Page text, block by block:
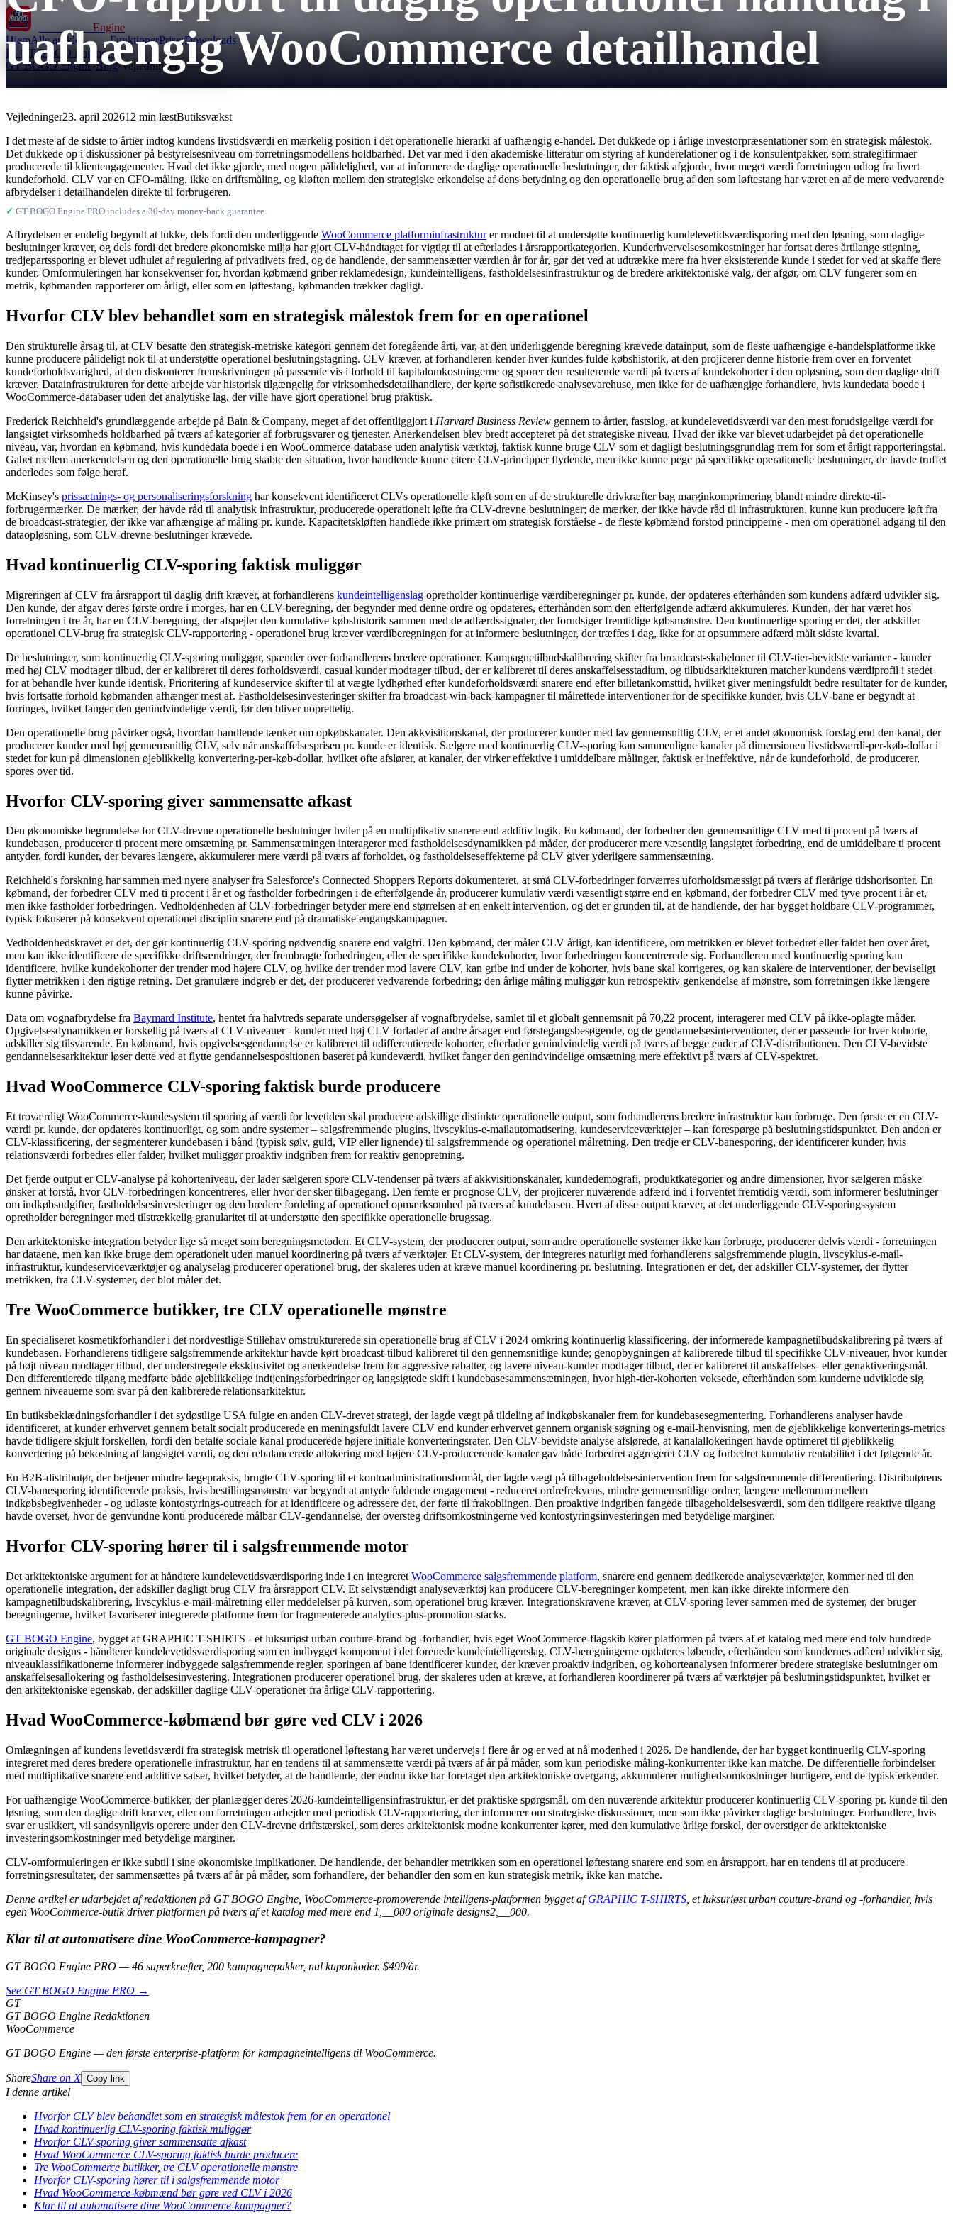
GT BOGO Engine
HjemAlle artikler FunktionerPriserDownloads
Få GT BOGO Engine →
GT BOGO Engine›Blog›Vejledninger
uafhængig WooCommerce detailhandel
Vejledninger23. april 202612 min læstButiksvækst
I det meste af de sidste to årtier indtog kundens livstidsværdi en mærkelig position i det operationelle hierarki af uafhængig e-handel. Det dukkede op i årlige investorpræsentationer som en strategisk målestok.
Det dukkede op i diskussioner på bestyrelsesniveau om forretningsmodellens holdbarhed. Det var med i den akademiske litteratur om styring af kunderelationer og i de konsulentpakker, som strategifirmaer
producerede til klientengagementer. Hvad det ikke gjorde, med nogen pålidelighed, var at informere de daglige operationelle beslutninger, der faktisk afgjorde, hvor meget værdi forretningen udtog fra hvert
kundeforhold. CLV var en CFO-måling, ikke en driftsmåling, og kløften mellem den strategiske erkendelse af dens betydning og den operationelle brug af den som løftestang har været en af ​​de mere vedvarende
afbrydelser i detailhandelen direkte til forbrugeren.
✓ GT BOGO Engine PRO includes a 30-day money-back guarantee.
Afbrydelsen er endelig begyndt at lukke, dels fordi den underliggende WooCommerce platforminfrastrukturer modnet til at understøtte kontinuerlig kundelevetidsværdisporing med den løsning, som daglige
beslutninger kræver, og dels fordi det bredere økonomiske miljø har gjort CLV-håndtaget for vigtigt til at efterlades i årsrapportkategorien. Kunderhvervelsesomkostninger har fortsat deres årtilange stigning,
tredjepartssporing er blevet udhulet af regulering af privatlivets fred, og de handlende, der sammensætter værdien år for år, gør det ved at udtrække mere fra hver eksisterende kunde i stedet for ved at skaffe flere
kunder. Omformuleringen har konsekvenser for, hvordan købmænd griber reklamedesign, kundeintelligens, fastholdelsesinfrastruktur og de bredere arkitektoniske valg, der afgør, om CLV fungerer som en
metrik, købmanden rapporterer om årligt, eller som en løftestang, købmanden trækker dagligt.
Hvorfor CLV blev behandlet som en strategisk målestok frem for en operationel
Den strukturelle årsag til, at CLV besatte den strategisk-metriske kategori gennem det foregående årti, var, at den underliggende beregning krævede datainput, som de fleste uafhængige e-handelsplatforme ikke
kunne producere pålideligt nok til at understøtte operationel beslutningstagning. CLV kræver, at forhandleren kender hver kundes fulde købshistorik, at den projicerer denne historie frem over en forventet
kundeforholdsvarighed, at den diskonterer fremskrivningen på passende vis i forhold til kapitalomkostningerne og sporer den resulterende værdi på tværs af kundekohorter i den opløsning, som den daglige drift
kræver. Datainfrastrukturen for dette arbejde var historisk tilgængelig for virksomhedsdetailhandlere, der kørte sofistikerede analysevarehuse, men ikke for de uafhængige forhandlere, hvis kundedata boede i
WooCommerce-databaser uden det analytiske lag, der ville have gjort operationel brug praktisk.
Frederick Reichheld's grundlæggende arbejde på Bain & Company, meget af det offentliggjort i Harvard Business Review gennem to årtier, fastslog, at kundelevetidsværdi var den mest forudsigelige værdi for
langsigtet virksomheds holdbarhed på tværs af kategorier af forbrugsvarer og tjenester. Anerkendelsen blev bredt accepteret på det strategiske niveau. Hvad der ikke var blevet udarbejdet på det operationelle
niveau, var, hvordan en købmand, hvis kundedata boede i en WooCommerce-database uden analytisk værktøj, faktisk kunne bruge CLV som et dagligt beslutningsgrundlag frem for som et årligt rapporteringstal.
Gabet mellem anerkendelsen og den operationelle brug skabte den situation, hvor handlende kunne citere CLV-principper flydende, men ikke kunne pege på specifikke operationelle beslutninger, de havde truffet
anderledes som følge heraf.
McKinsey's prissætnings- og personaliseringsforskning har konsekvent identificeret CLVs operationelle kløft som en af ​​de strukturelle drivkræfter bag marginkomprimering blandt mindre direkte-til-
forbrugermærker. De mærker, der havde råd til analytisk infrastruktur, producerede operationelt løfte fra CLV-drevne beslutninger; de mærker, der ikke havde råd til infrastrukturen, kunne kun producere løft fra
de broadcast-strategier, der ikke var afhængige af måling pr. kunde. Kapacitetskløften handlede ikke primært om strategisk forståelse - de fleste købmænd forstod principperne - men om operationel adgang til den
dataopløsning, som CLV-drevne beslutninger krævede.
Hvad kontinuerlig CLV-sporing faktisk muliggør
Migreringen af ​​CLV fra årsrapport til daglig drift kræver, at forhandlerens kundeintelligenslag opretholder kontinuerlige værdiberegninger pr. kunde, der opdateres efterhånden som kundens adfærd udvikler sig.
Den kunde, der afgav deres første ordre i morges, har en CLV-beregning, der begynder med denne ordre og opdateres, efterhånden som den efterfølgende adfærd akkumuleres. Kunden, der har været hos
forretningen i tre år, har en CLV-beregning, der afspejler den kumulative købshistorik sammen med de adfærdssignaler, der forudsiger fremtidige købsmønstre. Den kontinuerlige sporing er det, der adskiller
operationel CLV-brug fra strategisk CLV-rapportering - operationel brug kræver værdiberegningen for at informere beslutninger, der træffes i dag, ikke for at opsummere adfærd målt sidste kvartal.
De beslutninger, som kontinuerlig CLV-sporing muliggør, spænder over forhandlerens bredere operationer. Kampagnetilbudskalibrering skifter fra broadcast-skabeloner til CLV-tier-bevidste varianter - kunder
med høj CLV modtager tilbud, der er kalibreret til deres forholdsværdi, casual kunder modtager tilbud, der er kalibreret til deres anskaffelsesstadium, og tilbudsarkitekturen matcher kundens værdiprofil i stedet
for at behandle hver kunde identisk. Prioritering af kundeservice skifter til at vægte lydhørhed efter kundeforholdsværdi snarere end efter billetankomsttid, hvilket giver meningsfuldt bedre resultater for de kunder,
hvis fortsatte forhold købmanden afhænger mest af. Fastholdelsesinvesteringer skifter fra broadcast-win-back-kampagner til målrettede interventioner for de specifikke kunder, hvis CLV-bane er begyndt at
forringes, hvilket fanger den genindvindelige værdi, før den bliver uoprettelig.
Den operationelle brug påvirker også, hvordan handlende tænker om opkøbskanaler. Den akkvisitionskanal, der producerer kunder med lav gennemsnitlig CLV, er et andet økonomisk forslag end den kanal, der
producerer kunder med høj gennemsnitlig CLV, selv når anskaffelsesprisen pr. kunde er identisk. Sælgere med kontinuerlig CLV-sporing kan sammenligne kanaler på dimensionen livstidsværdi-per-køb-dollar i
stedet for kun på dimensionen øjeblikkelig konvertering-per-køb-dollar, hvilket ofte afslører, at kanaler, der virker effektive i umiddelbare målinger, faktisk er ineffektive, når de kundeforhold, de producerer,
spores over tid.
Hvorfor CLV-sporing giver sammensatte afkast
Den økonomiske begrundelse for CLV-drevne operationelle beslutninger hviler på en multiplikativ snarere end additiv logik. En købmand, der forbedrer den gennemsnitlige CLV med ti procent på tværs af
kundebasen, producerer ti procent mere omsætning pr. Sammensætningen interagerer med fastholdelsesdynamikken på måder, der producerer mere væsentlig langsigtet forbedring, end de umiddelbare ti procent
antyder, fordi kunder, der bevares længere, akkumulerer mere værdi på tværs af forholdet, og fastholdelseseffekterne på CLV giver yderligere sammensætning.
Reichheld's forskning har sammen med nyere analyser fra Salesforce's Connected Shoppers Reports dokumenteret, at små CLV-forbedringer forværres uforholdsmæssigt på tværs af flerårige tidshorisonter. En
købmand, der forbedrer CLV med ti procent i år et og fastholder forbedringen i de efterfølgende år, producerer kumulativ værdi væsentligt større end en købmand, der forbedrer CLV med tyve procent i år et,
men ikke fastholder forbedringen. Vedholdenheden af ​​CLV-forbedringer betyder mere end størrelsen af ​​en enkelt intervention, og det er grunden til, at de handlende, der har bygget holdbare CLV-programmer,
typisk fokuserer på konsekvent operationel disciplin snarere end på dramatiske engangskampagner.
Vedholdenhedskravet er det, der gør kontinuerlig CLV-sporing nødvendig snarere end valgfri. Den købmand, der måler CLV årligt, kan identificere, om metrikken er blevet forbedret eller faldet hen over året,
men kan ikke identificere de specifikke driftsændringer, der frembragte forbedringen, eller de specifikke kundekohorter, hvor forbedringen koncentrerede sig. Forhandleren med kontinuerlig sporing kan
identificere, hvilke kundekohorter der trender mod højere CLV, og hvilke der trender mod lavere CLV, kan gribe ind under de kohorter, hvis bane skal korrigeres, og kan skalere de interventioner, der beviseligt
flytter metrikken i den rigtige retning. Det granulære indgreb er det, der producerer vedvarende forbedring; den årlige måling muliggør kun retrospektiv genkendelse af mønstre, som forretningen ikke længere
kunne påvirke.
Data om vognafbrydelse fra Baymard Institute, hentet fra halvtreds separate undersøgelser af vognafbrydelse, samlet til et globalt gennemsnit på 70,22 procent, interagerer med CLV på ikke-oplagte måder.
Opgivelsesdynamikken er forskellig på tværs af CLV-niveauer - kunder med høj CLV forlader af andre årsager end førstegangsbesøgende, og de gendannelsesinterventioner, der er passende for hver kohorte,
adskiller sig tilsvarende. En købmand, hvis opgivelsesgendannelse er kalibreret til udifferentierede kohorter, efterlader genindvindelig værdi på tværs af begge ender af CLV-distributionen. Den CLV-bevidste
gendannelsesarkitektur løser dette ved at flytte gendannelsespositionen baseret på kundeværdi, hvilket fanger den genindvindelige omsætning mere effektivt på tværs af CLV-spektret.
Hvad WooCommerce CLV-sporing faktisk burde producere
Et troværdigt WooCommerce-kundesystem til sporing af værdi for levetiden skal producere adskillige distinkte operationelle output, som forhandlerens bredere infrastruktur kan forbruge. Den første er en CLV-
værdi pr. kunde, der opdateres kontinuerligt, og som andre systemer – salgsfremmende plugins, livscyklus-e-mailautomatisering, kundeserviceværktøjer – kan forespørge på beslutningstidspunktet. Den anden er
CLV-klassificering, der segmenterer kundebasen i bånd (typisk sølv, guld, VIP eller lignende) til salgsfremmende og operationel målretning. Den tredje er CLV-banesporing, der identificerer kunder, hvis
relationsværdi forbedres eller falder, hvilket muliggør proaktiv indgriben frem for reaktiv genopretning.
Det fjerde output er CLV-analyse på kohorteniveau, der lader sælgeren spore CLV-tendenser på tværs af akkvisitionskanaler, kundedemografi, produktkategorier og andre dimensioner, hvor sælgeren måske
ønsker at forstå, hvor CLV-forbedringen koncentreres, eller hvor der sker tilbagegang. Den femte er prognose CLV, der projicerer nuværende adfærd ind i forventet fremtidig værdi, som informerer beslutninger
om indkøbsudgifter, fastholdelsesinvesteringer og den bredere fordeling af operationel opmærksomhed på tværs af kundebasen. Hvert af disse output kræver, at det underliggende CLV-sporingssystem
opretholder beregninger med tilstrækkelig granularitet til at understøtte den specifikke operationelle brugssag.
Den arkitektoniske integration betyder lige så meget som beregningsmetoden. Et CLV-system, der producerer output, som andre operationelle systemer ikke kan forbruge, producerer delvis værdi - forretningen
har dataene, men kan ikke bruge dem operationelt uden manuel koordinering på tværs af værktøjer. Et CLV-system, der integreres naturligt med forhandlerens salgsfremmende plugin, livscyklus-e-mail-
infrastruktur, kundeserviceværktøjer og analyselag producerer operationel brug, der skaleres uden at kræve manuel koordinering pr. beslutning. Integrationen er det, der adskiller CLV-systemer, der flytter
metrikken, fra CLV-systemer, der blot måler det.
Tre WooCommerce butikker, tre CLV operationelle mønstre
En specialiseret kosmetikforhandler i det nordvestlige Stillehav omstrukturerede sin operationelle brug af CLV i 2024 omkring kontinuerlig klassificering, der informerede kampagnetilbudskalibrering på tværs af
kundebasen. Forhandlerens tidligere salgsfremmende arkitektur havde kørt broadcast-tilbud kalibreret til den gennemsnitlige kunde; genopbygningen af ​​kalibrerede tilbud til specifikke CLV-niveauer, hvor kunder
på højt niveau modtager tilbud, der understregede eksklusivitet og anerkendelse frem for aggressive rabatter, og lavere niveau-kunder modtager tilbud, der er kalibreret til anskaffelses- eller genaktiveringsmål.
Den differentierede tilgang medførte både øjeblikkelige indtjeningsforbedringer og langsigtede skift i kundebasesammensætningen, hvor high-tier-kohorten voksede, efterhånden som kunderne udviklede sig
gennem niveauerne som svar på den kalibrerede relationsarkitektur.
En butiksbeklædningsforhandler i det sydøstlige USA fulgte en anden CLV-drevet strategi, der lagde vægt på tildeling af indkøbskanaler frem for kundebasesegmentering. Forhandlerens analyser havde
identificeret, at kunder erhvervet gennem betalt socialt producerede en meningsfuldt lavere CLV end kunder erhvervet gennem organisk søgning og e-mail-henvisning, men de øjeblikkelige konverterings-metrics
havde tidligere skjult forskellen, fordi den betalte sociale kanal producerede højere initiale konverteringsrater. Den CLV-bevidste analyse afslørede, at kanalallokeringen havde optimeret til øjeblikkelig
konvertering på bekostning af langsigtet værdi, og den rebalancerede allokering mod højere CLV-producerende kanaler gav både forbedret aggregeret CLV og forbedret kumulativ rentabilitet i det følgende år.
En B2B-distributør, der betjener mindre lægepraksis, brugte CLV-sporing til et kontoadministrationsformål, der lagde vægt på tilbageholdelsesintervention frem for salgsfremmende differentiering. Distributørens
CLV-banesporing identificerede praksis, hvis bestillingsmønstre var begyndt at antyde faldende engagement - reduceret ordrefrekvens, mindre gennemsnitlige ordrer, længere mellemrum mellem
indkøbsbegivenheder - og udløste kontostyrings-outreach for at identificere og adressere det, der førte til frakoblingen. Den proaktive indgriben fangede tilbageholdelsesværdi, som den tidligere reaktive tilgang
havde overset, hvor de genvundne konti producerede målbar CLV-gendannelse, der oversteg driftsomkostningerne ved kontostyringsinvesteringen med betydelige marginer.
Hvorfor CLV-sporing hører til i salgsfremmende motor
Det arkitektoniske argument for at håndtere kundelevetidsværdisporing inde i en integreret WooCommerce salgsfremmende platform, snarere end gennem dedikerede analyseværktøjer, kommer ned til den
operationelle integration, der adskiller dagligt brug CLV fra årsrapport CLV. Et selvstændigt analyseværktøj kan producere CLV-beregninger kompetent, men kan ikke direkte informere den
kampagnetilbudskalibrering, livscyklus-e-mail-målretning eller meddelelser på kurven, som operationel brug kræver. Integrationskravene kræver, at CLV-sporing lever sammen med de systemer, der bruger
beregningerne, hvilket favoriserer integrerede platforme frem for fragmenterede analytics-plus-promotion-stacks.
GT BOGO Engine, bygget af GRAPHIC T-SHIRTS - et luksuriøst urban couture-brand og -forhandler, hvis eget WooCommerce-flagskib kører platformen på tværs af et katalog med mere end tolv hundrede
originale designs - håndterer kundelevetidsværdisporing som en indbygget komponent i det forenede kundeintelligenslag. CLV-beregningerne opdateres løbende, efterhånden som kundernes adfærd udvikler sig,
niveauklassifikationerne informerer indbyggede salgsfremmende regler, sporingen af ​​bane identificerer kunder, der kræver proaktiv indgriben, og kohorteanalysen informerer bredere strategiske beslutninger om
anskaffelsesallokering og fastholdelsesinvestering. Integrationen producerer operationel brug, der skaleres uden at kræve, at forhandleren koordinerer på tværs af værktøjer på beslutningstidspunktet, hvilket er
den arkitektoniske egenskab, der adskiller daglige CLV-operationer fra årlige CLV-rapportering.
Hvad WooCommerce-købmænd bør gøre ved CLV i 2026
Omlægningen af ​​kundens levetidsværdi fra strategisk metrisk til operationel løftestang har været undervejs i flere år og er ved at nå modenhed i 2026. De handlende, der har bygget kontinuerlig CLV-sporing
integreret med deres bredere operationelle infrastruktur, har en tendens til at sammensætte værdi på tværs af år på måder, som kun periodiske måling-konkurrenter ikke kan matche. De differentielle forbindelser
med multiplikative snarere end additive satser, hvilket betyder, at de handlende, der endnu ikke har foretaget den arkitektoniske overgang, akkumulerer mulighedsomkostninger hurtigere, end de typisk erkender.
For uafhængige WooCommerce-butikker, der planlægger deres 2026-kundeintelligensinfrastruktur, er det praktiske spørgsmål, om den nuværende arkitektur producerer kontinuerlig CLV-sporing pr. kunde til den
løsning, som den daglige drift kræver, eller om forretningen arbejder med periodisk CLV-rapportering, der informerer om strategiske diskussioner, men som ikke påvirker daglige beslutninger. Forhandlere, hvis
svar er usikkert, vil sandsynligvis operere under den CLV-drevne driftstærskel, som deres arkitektonisk modne konkurrenter kører, med den kumulative årlige forskel, der overstiger de arkitektoniske
investeringsomkostninger med betydelige marginer.
CLV-omformuleringen er ikke subtil i sine økonomiske implikationer. De handlende, der behandler metrikken som en operationel løftestang snarere end som en årsrapport, har en tendens til at producere
forretningsresultater, der sammensættes på tværs af år på måder, som forhandlere, der behandler den som en kun strategisk metrik, ikke kan matche.
Denne artikel er udarbejdet af redaktionen på GT BOGO Engine, WooCommerce-promoverende intelligens-platformen bygget afGRAPHIC T-SHIRTS , et luksuriøst urban couture-brand og -forhandler, hvis
egen WooCommerce-butik driver platformen på tværs af et katalog med mere end 1,__000 originale designs2,__000.
Klar til at automatisere dine WooCommerce-kampagner?
GT BOGO Engine PRO — 46 superkræfter, 200 kampagnepakker, nul kuponkoder. $499/år.
See GT BOGO Engine PRO →
GT
GT BOGO Engine Redaktionen
WooCommerce
GT BOGO Engine — den første enterprise-platform for kampagneintelligens til WooCommerce.
ShareShare on X Copy link
I denne artikel
Hvorfor CLV blev behandlet som en strategisk målestok frem for en operationel
Hvad kontinuerlig CLV-sporing faktisk muliggør
Hvorfor CLV-sporing giver sammensatte afkast
Hvad WooCommerce CLV-sporing faktisk burde producere
Tre WooCommerce butikker, tre CLV operationelle mønstre
Hvorfor CLV-sporing hører til i salgsfremmende motor
Hvad WooCommerce-købmænd bør gøre ved CLV i 2026
Klar til at automatisere dine WooCommerce-kampagner?